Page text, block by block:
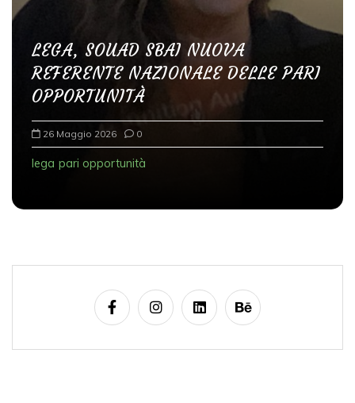
r
LEGA, SOUAD SBAI NUOVA
REFERENTE NAZIONALE DELLE PARI
OPPORTUNITÀ
26 Maggio 2026 0
lega pari opportunità